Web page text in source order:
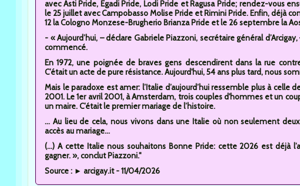
avec Asti Pride, Egadi Pride, Lodi Pride et Ragusa Pride; rendez-vous
le 25 juillet avec Campobasso Molise Pride et Rimini Pride. Enfin, déjà
12 la Cologno Monzese-Brugherio Brianza Pride et le 26 septembre la
- « Aujourd’hui, – déclare Gabriele Piazzoni, secrétaire général
commencé.
En 1972, une poignée de braves gens descendirent dans la rue
C’était un acte de pure résistance. Aujourd'hui, 54 ans plus tard, nous
Mais le paradoxe est amer: l’Italie d’aujourd’hui ressemble plus à celle
2001. Le 1er avril 2001, à Amsterdam, trois couples d'hommes et un
un maire. C’était le premier mariage de l’histoire.
... Au lieu de cela, nous vivons dans une Italie où non seulement
accès au mariage...
(...) A cette Italie nous souhaitons Bonne Pride: cette 2026 est déjà
gagner. », conclut Piazzoni."
Source : ► arcigay.it - 11/04/2026